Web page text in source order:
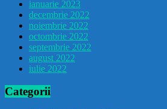
ianuarie 2023
decembrie 2022
noiembrie 2022
octombrie 2022
septembrie 2022
august 2022
iulie 2022
Categorii